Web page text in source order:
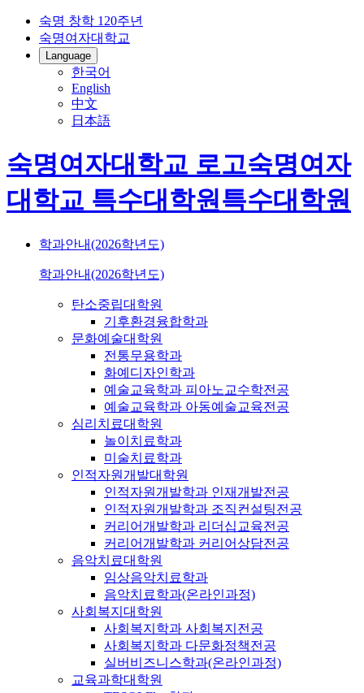
숙명 창학 120주년
숙명여자대학교
Language
한국어
English
中文
日本語
숙명여자대학교 로고숙명여자
대학교 특수대학원특수대학원
학과안내(2026학년도)
학과안내(2026학년도)
탄소중립대학원
기후환경융합학과
문화예술대학원
전통무용학과
화예디자인학과
예술교육학과 피아노교수학전공
예술교육학과 아동예술교육전공
심리치료대학원
놀이치료학과
미술치료학과
인적자원개발대학원
인적자원개발학과 인재개발전공
인적자원개발학과 조직컨설팅전공
커리어개발학과 리더십교육전공
커리어개발학과 커리어상담전공
음악치료대학원
임상음악치료학과
음악치료학과(온라인과정)
사회복지대학원
사회복지학과 사회복지전공
사회복지학과 다문화정책전공
실버비즈니스학과(온라인과정)
교육과학대학원